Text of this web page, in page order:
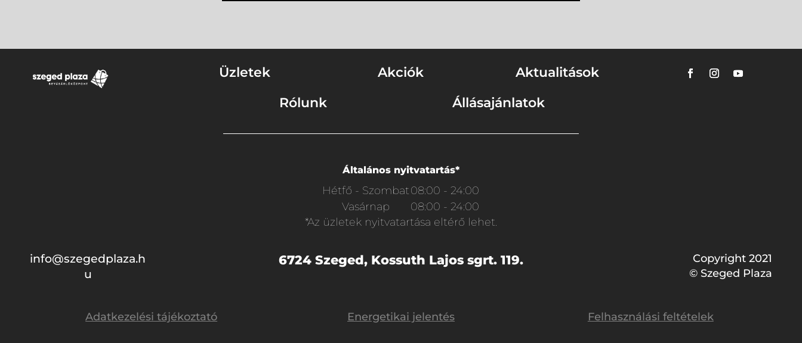
Üzletek Akciók
Aktualitások
Rólunk
Állásajánlatok
Általános nyitvatartás*
Hétfő - Szombat08:00 - 24:00
Vasárnap
08:00 - 24:00
*Az üzletek nyitvatartása eltérő lehet.
info@szegedplaza.h
u
6724 Szeged, Kossuth Lajos sgrt. 119.
Copyright 2021
© Szeged Plaza
Adatkezelési tájékoztató Energetikai jelentés Felhasználási feltételek